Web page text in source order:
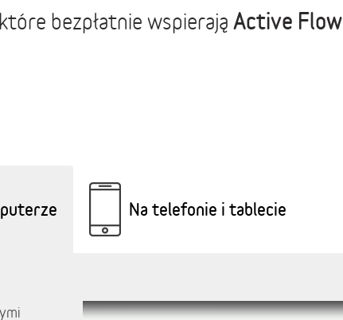
bezpłatnie wspierają Active Flow
Na telefonie i tablecie